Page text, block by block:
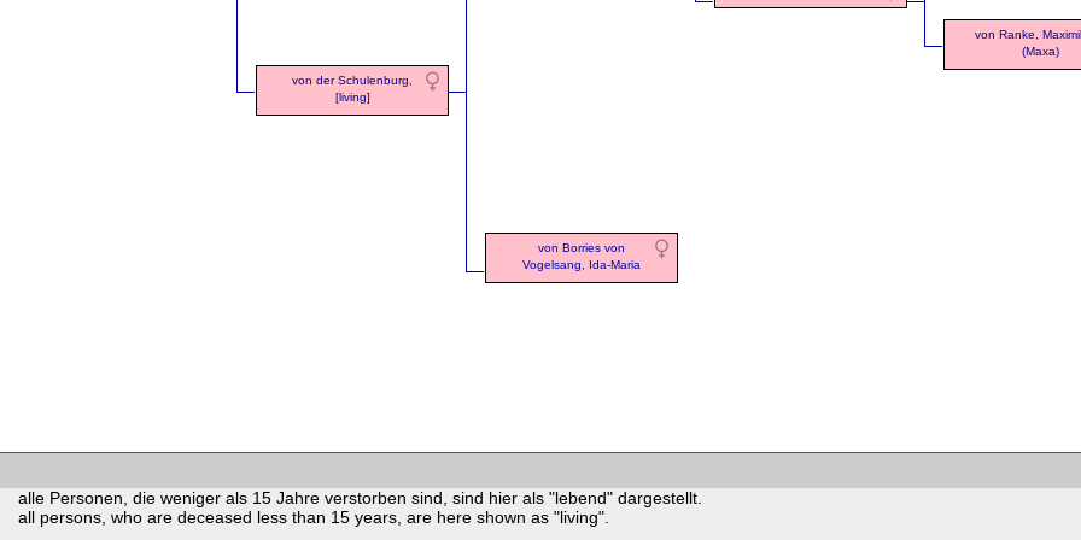
von der Schulenburg,
[living]
von Ranke,
(Maxa)
von Borries von
Vogelsang, Ida-Maria
alle Personen, die weniger als 15 Jahre verstorben sind, sind hier als "lebend" dargestellt.
all persons, who are deceased less than 15 years, are here shown as "living".